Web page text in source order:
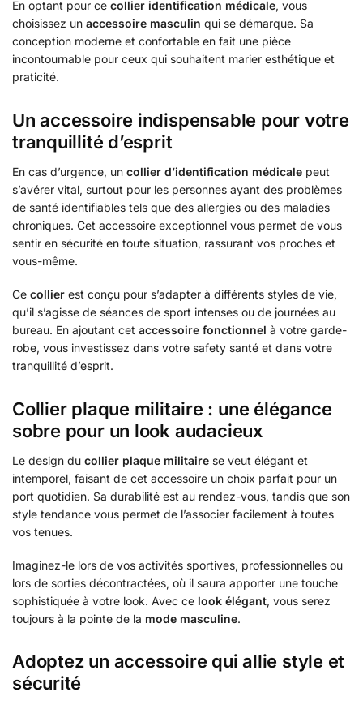
En optant pour ce collier identification médicale, vous
choisissez un accessoire masculin qui se démarque. Sa
conception moderne et confortable en fait une pièce
incontournable pour ceux qui souhaitent marier esthétique et
praticité.
Un accessoire indispensable pour votre
tranquillité d’esprit
En cas d’urgence, un collier d’identification médicale peut
s’avérer vital, surtout pour les personnes ayant des problèmes
de santé identifiables tels que des allergies ou des maladies
chroniques. Cet accessoire exceptionnel vous permet de vous
sentir en sécurité en toute situation, rassurant vos proches et
vous-même.
Ce collier est conçu pour s’adapter à différents styles de vie,
qu’il s’agisse de séances de sport intenses ou de journées au
bureau. En ajoutant cet accessoire fonctionnel à votre garde-
robe, vous investissez dans votre safety santé et dans votre
tranquillité d’esprit.
Collier plaque militaire : une élégance
sobre pour un look audacieux
Le design du collier plaque militaire se veut élégant et
intemporel, faisant de cet accessoire un choix parfait pour un
port quotidien. Sa durabilité est au rendez-vous, tandis que son
style tendance vous permet de l’associer facilement à toutes
vos tenues.
Imaginez-le lors de vos activités sportives, professionnelles ou
lors de sorties décontractées, où il saura apporter une touche
sophistiquée à votre look. Avec ce look élégant, vous serez
toujours à la pointe de la mode masculine.
Adoptez un accessoire qui allie style et
sécurité